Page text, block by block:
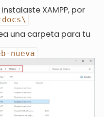
XAMPP, por
una carpeta para tu
nueva